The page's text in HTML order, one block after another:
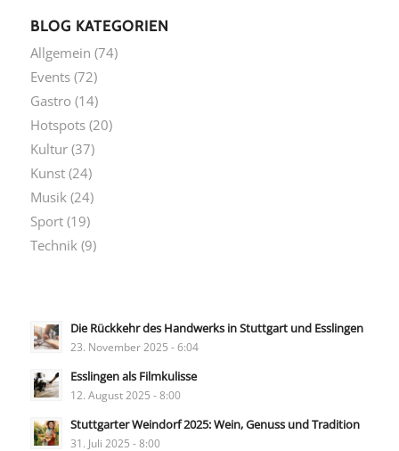
BLOG KATEGORIEN
Allgemein (74)
Events(72)
Gastro (14)
Hotspots(20)
Kultur(37)
Kunst(24)
Musik (24)
Sport(19)
Technik (9)
Die Rückkehr des Handwerks in Stuttgart und Esslingen
23. November 2025 - 6:04
Esslingen als Filmkulisse
12. August 2025 - 8:00
Stuttgarter Weindorf 2025: Wein, Genuss und Tradition
31. Juli 2025 - 8:00